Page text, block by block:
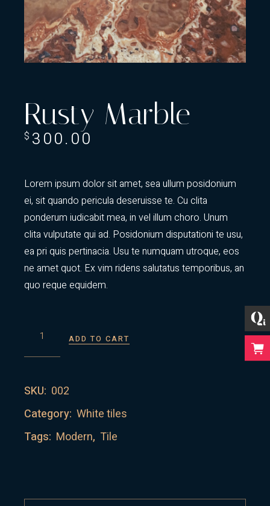
Rusty Marble
$ 300.00
Lorem ipsum dolor sit amet, sea ullum posidonium
ei, sit quando pericula deseruisse te. Cu clita
ponderum iudicabit mea, in vel illum choro. Unum
clita vulputate qui ad. Posidonium disputationi te usu,
ea pri quis pertinacia. Usu te numquam utroque, eos
ne amet quot. Ex vim ridens salutatus temporibus, an
quo reque equidem.
ADD TO CART
SKU: 002
Category: White tiles
Tags: Modern, Tile